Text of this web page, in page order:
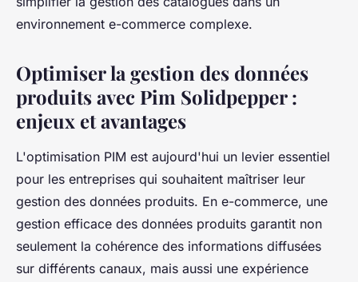
environnement e-commerce complexe.
Optimiser la gestion des données
produits avec Pim Solidpepper :
enjeux et avantages
L'optimisation PIM est aujourd'hui un levier essentiel
pour les entreprises qui souhaitent maîtriser leur
gestion des données produits. En e-commerce, une
gestion efficace des données produits garantit non
seulement la cohérence des informations diffusées
sur différents canaux, mais aussi une expérience